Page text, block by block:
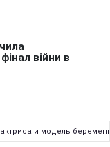
актриса и модель